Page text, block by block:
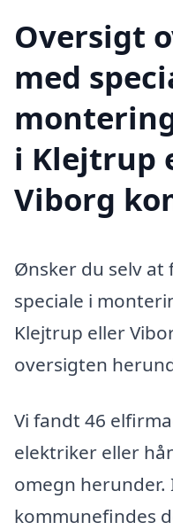
Oversigt
med
i Klejtrup
Viborg
Ønsker du selv at
speciale i
Klejtrup eller
oversigten
Vi fandt 46
elektriker eller
omegn herunder.
kommunefindes